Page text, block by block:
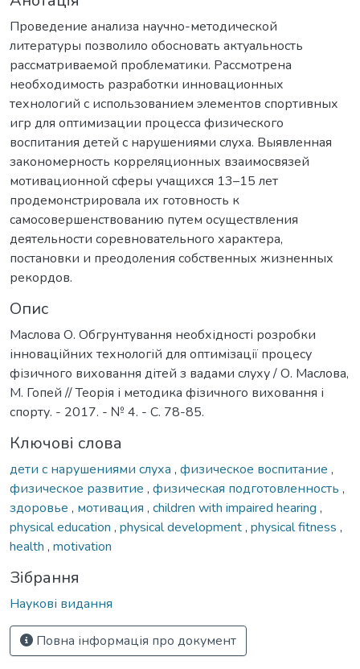
Проведение анализа научно-методической
литературы позволило обосновать актуальность
рассматриваемой проблематики. Рассмотрена
необходимость разработки инновационных
технологий с использованием элементов спортивных
игр для оптимизации процесса физического
воспитания детей с нарушениями слуха. Выявленная
закономерность корреляционных взаимосвязей
мотивационной сферы учащихся 13–15 лет
продемонстрировала их готовность к
самосовершенствованию путем осуществления
деятельности соревновательного характера,
постановки и преодоления собственных жизненных
рекордов.
Опис
Маслова О. Обгрунтування необхідності розробки
інноваційних технологій для оптимізації процесу
фізичного виховання дітей з вадами слуху / О. Маслова,
М. Гопей // Теорія і методика фізичного виховання і
спорту. - 2017. - № 4. - С. 78-85.
Ключові слова
дети с нарушениями слуха , физическое воспитание ,
физическое развитие , физическая подготовленность ,
здоровье , мотивация , children with impaired hearing ,
physical education , physical development, physical fitness ,
health , motivation
Зібрання
Наукові видання
Повна інформація про документ